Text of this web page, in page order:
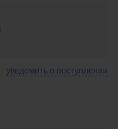
уведомить о поступлении